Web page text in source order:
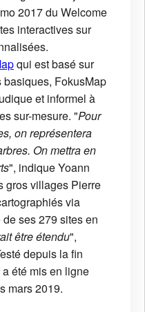
2017 du Welcome
interactives sur
qui est basé sur
basiques, FokusMap
et informel à
sur-mesure. "Pour
on représentera
On mettra en
", indique Yoann
gros villages Pierre
via
ses 279 sites en
être étendu",
depuis la fin
été mis en ligne
mars 2019.